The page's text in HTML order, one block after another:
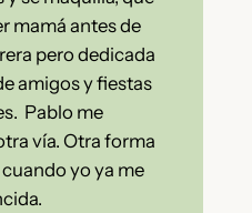
mamá antes de
pero dedicada
amigos y fiestas
Pablo me
vía. Otra forma
yo ya me